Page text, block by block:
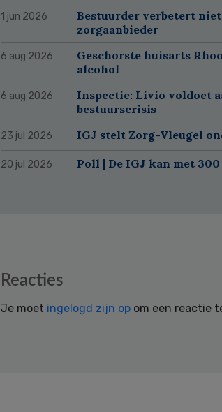
1 jun 2026
Bestuurder verbetert
zorgaanbieder
6 aug 2026
Geschorste huisarts
alcohol
6 aug 2026
Inspectie: Livio voldoet
bestuurscrisis
23 jul 2026 IGJ stelt Zorg-Vleugel
20 jul 2026 Poll | De IGJ kan met
Reacties
Je moet ingelogd zijn op om een reactie